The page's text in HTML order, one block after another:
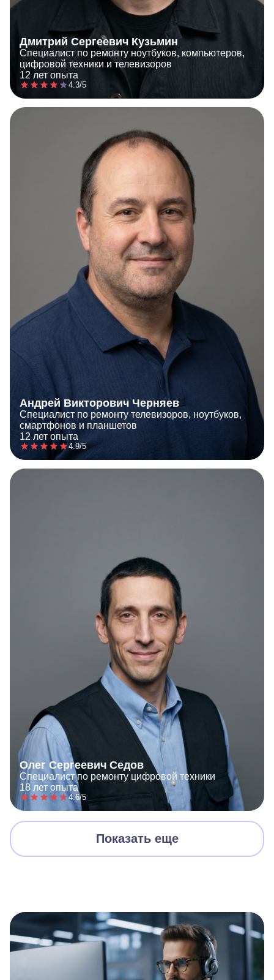
Дмитрий Сергеевич Кузьмин
Специалист по ремонту ноутбуков, компьютеров,
цифровой техники и телевизоров
12 лет опыта
4.3/5
Андрей Викторович Черняев
Специалист по ремонту телевизоров, ноутбуков,
смартфонов и планшетов
12 лет опыта
4.9/5
Олег Сергеевич Седов
Специалист по ремонту цифровой техники
18 лет опыта
4.6/5
Показать еще